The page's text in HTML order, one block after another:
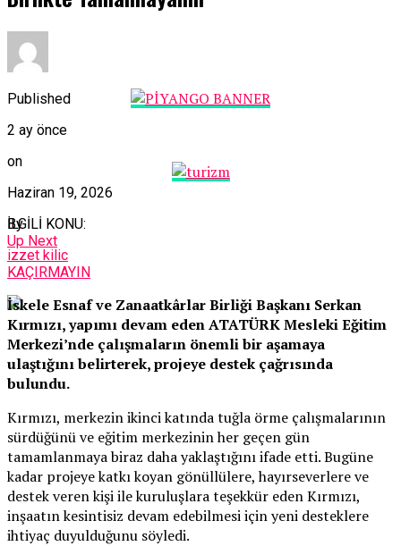
İLGİLİ KONU:
Up Next
KAÇIRMAYIN
Published
2 ay önce
on
Haziran 19, 2026
By
izzet kilic
İskele Esnaf ve Zanaatkârlar Birliği Başkanı Serkan
Kırmızı, yapımı devam eden ATATÜRK Mesleki Eğitim
Merkezi’nde çalışmaların önemli bir aşamaya
ulaştığını belirterek, projeye destek çağrısında
bulundu.
Kırmızı, merkezin ikinci katında tuğla örme çalışmalarının
sürdüğünü ve eğitim merkezinin her geçen gün
tamamlanmaya biraz daha yaklaştığını ifade etti. Bugüne
kadar projeye katkı koyan gönüllülere, hayırseverlere ve
destek veren kişi ile kuruluşlara teşekkür eden Kırmızı,
inşaatın kesintisiz devam edebilmesi için yeni desteklere
ihtiyaç duyulduğunu söyledi.